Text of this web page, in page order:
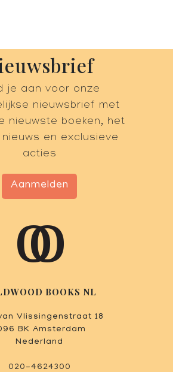
je aan voor onze
nieuwsbrief met
nieuwste boeken, het
en exclusieve
acties
Aanmelden
BOOKS NL
Vlissingenstraat 18
BK Amsterdam
Nederland
020-4624300